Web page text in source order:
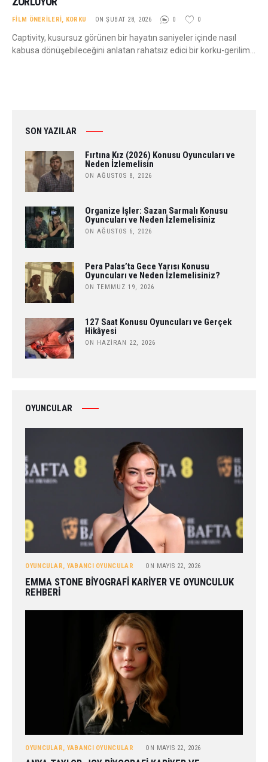
FILM ÖNERILERI, KORKU ON ŞUBAT 28, 2026 0 0
Captivity, kusursuz görünen bir hayatın saniyeler içinde nasıl
kabusa dönüşebileceğini anlatan rahatsız edici bir korku-gerilim…
SON YAZILAR
Fırtına Kız (2026) Konusu Oyuncuları ve
Neden İzlemelisin
ON AĞUSTOS 8, 2026
Organize İşler: Sazan Sarmalı Konusu
Oyuncuları ve Neden İzlemelisiniz
ON AĞUSTOS 6, 2026
Pera Palas’ta Gece Yarısı Konusu
Oyuncuları ve Neden İzlemelisiniz?
ON TEMMUZ 19, 2026
127 Saat Konusu Oyuncuları ve Gerçek
Hikâyesi
ON HAZIRAN 22, 2026
OYUNCULAR
OYUNCULAR, YABANCI OYUNCULAR ON MAYIS 22, 2026
EMMA STONE BIYOGRAFI KARIYER VE OYUNCULUK
REHBERI
OYUNCULAR YABANCI OYUNCULAR ON MAYIS 22, 2026